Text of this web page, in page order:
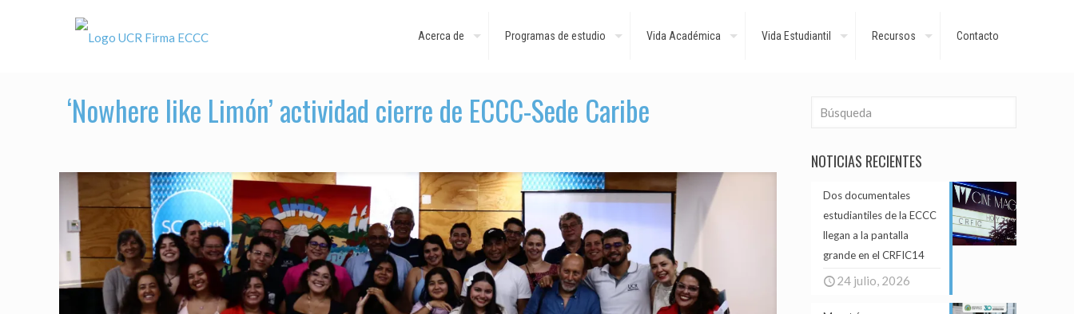
Acerca de Programas de estudio Vida Académica Vida Estudiantil Recursos Contacto
‘Nowhere like Limón’ actividad cierre de ECCC-Sede Caribe
NOTICIAS RECIENTES
Dos documentales
estudiantiles de la ECCC
llegan a la pantalla
grande en el CRFIC14
24 julio, 2026